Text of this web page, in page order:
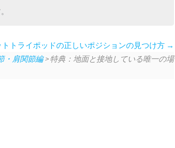
トトライポッドの正しいポジションの見つけ方
・肩関節編> 特典：地面と接地している唯一の場